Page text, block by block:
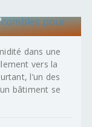
dans une
vers la
l’un des
bâtiment se